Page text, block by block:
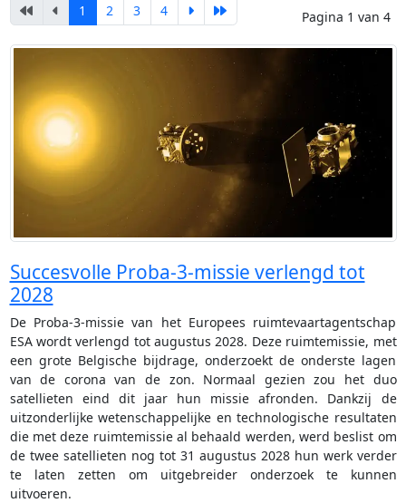
Pagina 1 van 4
1 2 3 4
Succesvolle Proba-3-missie verlengd tot
2028
De Proba-3-missie van het Europees ruimtevaartagentschap
ESA wordt verlengd tot augustus 2028. Deze ruimtemissie, met
een grote Belgische bijdrage, onderzoekt de onderste lagen
van de corona van de zon. Normaal gezien zou het duo
satellieten eind dit jaar hun missie afronden. Dankzij de
uitzonderlijke wetenschappelijke en technologische resultaten
die met deze ruimtemissie al behaald werden, werd beslist om
de twee satellieten nog tot 31 augustus 2028 hun werk verder
te laten zetten om uitgebreider onderzoek te kunnen
uitvoeren.